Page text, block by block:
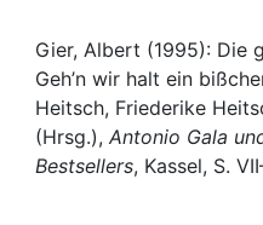
Institutions
Awards
My FIS
Gier, Albert (1995): Die
Geh’n wir halt ein
Heitsch, Friederike
(Hrsg.), Antonio Gala
Bestsellers, Kassel, S.